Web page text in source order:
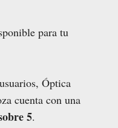
para tu
Óptica
cuenta con una
5.